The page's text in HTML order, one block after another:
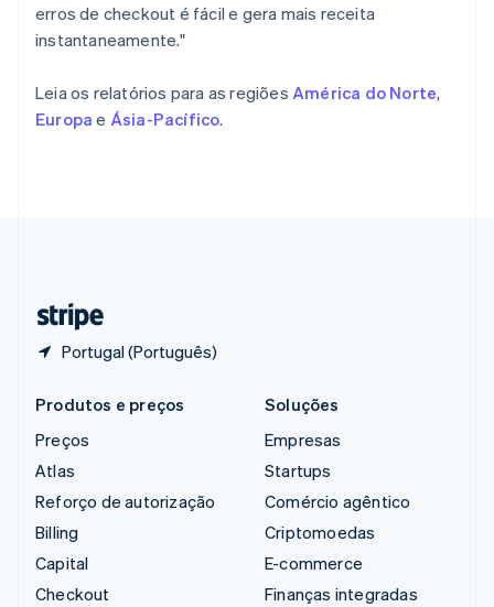
erros de checkout é fácil e gera mais receita
instantaneamente."
Leia os relatórios para as regiões América do Norte,
Europa e Ásia-Pacífico.
Portugal (Português)
Reino Unido
English
Romênia
English
Produtos e preços
Preços
Atlas
Reforço de autorização
Billing
Capital
Checkout
Soluções
Empresas
Startups
Comércio agêntico
Criptomoedas
E-commerce
Finanças integradas